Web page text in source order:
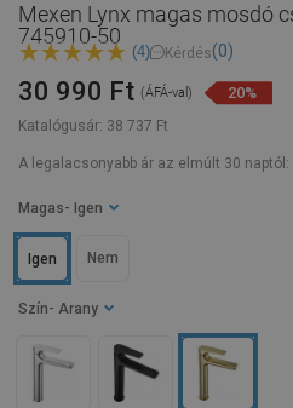
Mexen Lynx magas mosdó
745910-50
(4) Kérdés(0)
Katalógusár: 38 737 Ft
30 990 Ft (ÁFÁ-val) 20%
A legalacsonyabb ár az elmúlt 30 naptól:
Szín - Arany
Magas - Igen
Nem
Igen